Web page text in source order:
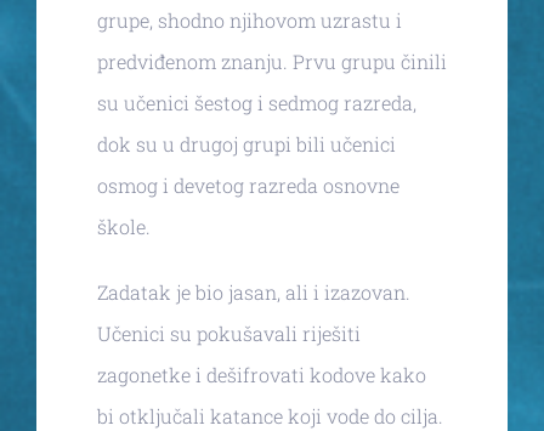
grupe, shodno njihovom uzrastu i
predviđenom znanju. Prvu grupu činili
su učenici šestog i sedmog razreda,
dok su u drugoj grupi bili učenici
osmog i devetog razreda osnovne
škole.
Zadatak je bio jasan, ali i izazovan.
Učenici su pokušavali riješiti
zagonetke i dešifrovati kodove kako
bi otključali katance koji vode do cilja.